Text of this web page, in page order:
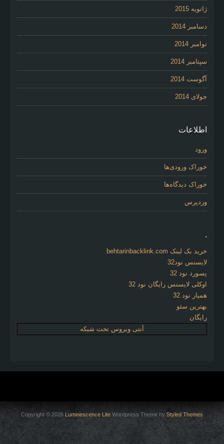
ژانویه 2015
دسامبر 2014
نوامبر 2014
سپتامبر 2014
آگوست 2014
جولای 2014
اطلاعات
ورود
خوراک ورودی‌ها
خوراک دیدگاه‌ها
وردپرس
.
خرید بک لینک behtarinbacklink.com
لایسنس نود32
پسورد نود 32
اوکلی لایسنس رایگان نود 32
همیار نود 32
بهترین سئو
رایگان
آنتی ویروس تحت شبکه
Copyright © 2026 Luminescence Lite Wordpress Theme by Styled Themes